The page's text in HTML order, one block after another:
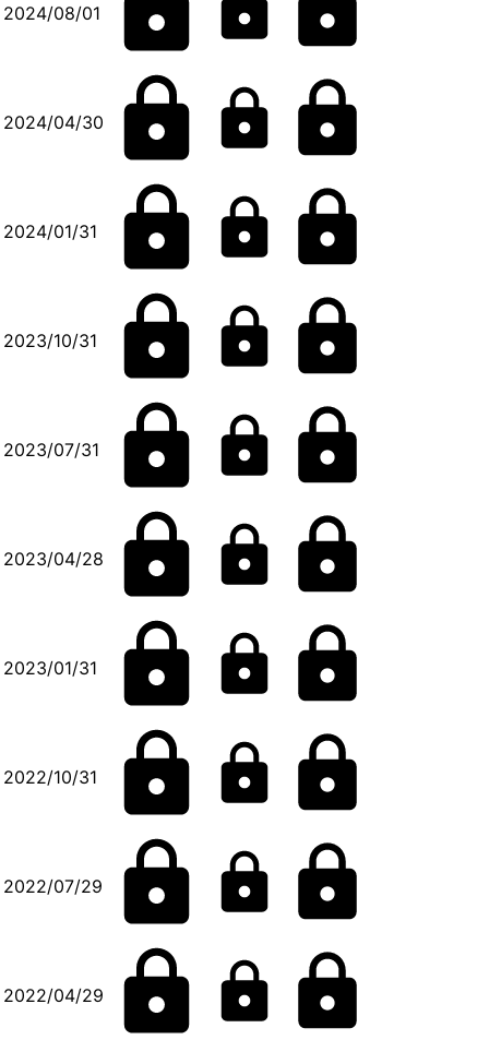
2024/08/01
2024/04/30
2024/01/31
2023/10/31
2023/07/31
2023/04/28
2023/01/31
2022/10/31
2022/07/29
2022/04/29